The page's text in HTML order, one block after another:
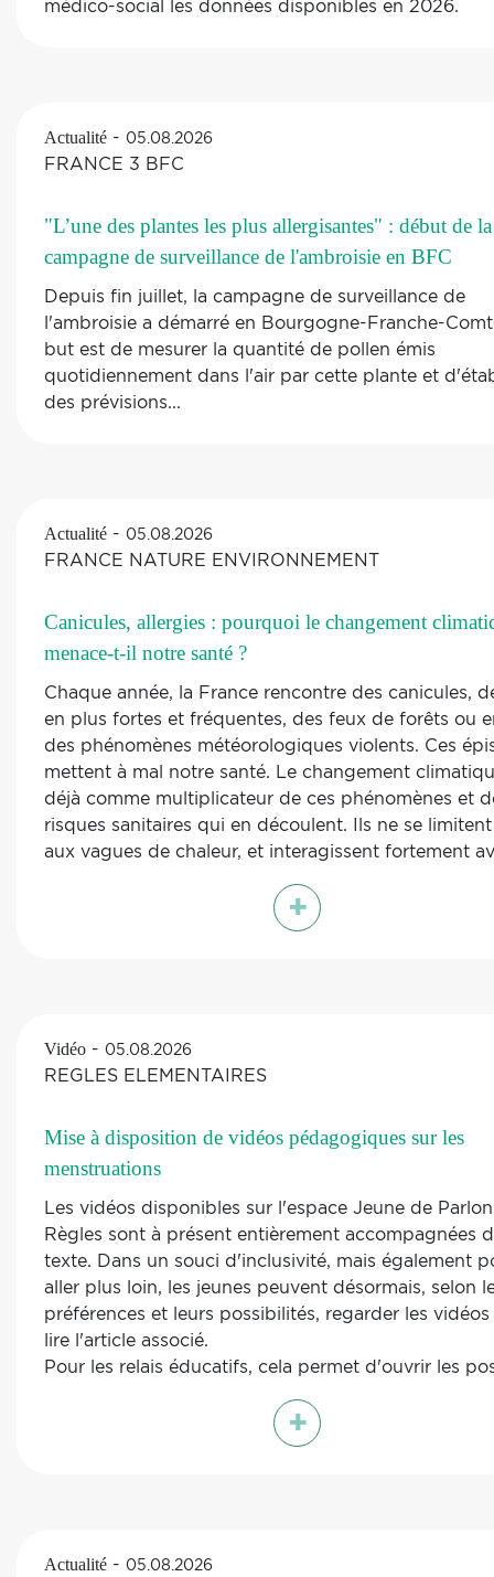
entre le secteur de la santé et les autres secteurs. Le
principe fondamental de ces quatre stratégies est
dépendent d'un engagement politique et d'une
coordonnée en matière de formation et
main-d'œuvre, de ressources humaines et
financement et de gouvernance, appuyés par des
soutenus pour réduire la stigmatisation et suivre la
couverture, la qualité, l'équité et les résultats dans le
temps. Il est essentiel que l'expansion des services
médico-social les données disponibles en 2026.
Actualité - 05.08.2026
FRANCE 3 BFC
"L’une des plantes les plus allergisantes" : début de la
campagne de surveillance de l'ambroisie en BFC
Depuis fin juillet, la campagne de surveillance de
l'ambroisie a démarré en Bourgogne-Franche-
but est de mesurer la quantité de pollen émis
quotidiennement dans l'air par cette plante et
des prévisions...
Actualité - 05.08.2026
FRANCE NATURE ENVIRONNEMENT
Canicules, allergies : pourquoi le changement
menace-t-il notre santé ?
Chaque année, la France rencontre des canicules,
en plus fortes et fréquentes, des feux de forêts ou
des phénomènes météorologiques violents. Ces
mettent à mal notre santé. Le changement
déjà comme multiplicateur de ces phénomènes et
risques sanitaires qui en découlent. Ils ne se
aux vagues de chaleur, et interagissent fortement
et les écosystèmes. Quel est le lien entre
+
Vidéo - 05.08.2026
REGLES ELEMENTAIRES
Mise à disposition de vidéos pédagogiques sur les
menstruations
Les vidéos disponibles sur l'espace Jeune de
Règles sont à présent entièrement accompagnées
texte. Dans un souci d'inclusivité, mais également
aller plus loin, les jeunes peuvent désormais, selon
préférences et leurs possibilités, regarder les
lire l'article associé.
Pour les relais éducatifs, cela permet d'ouvrir les
lors d'un atelier ou d'une vie de classe, à la maison.
+
Actualité - 05.08.2026